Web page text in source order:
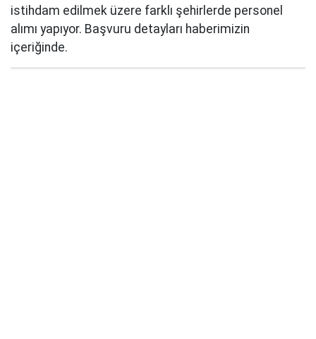
istihdam edilmek üzere farklı şehirlerde personel
alımı yapıyor. Başvuru detayları haberimizin
içeriğinde.